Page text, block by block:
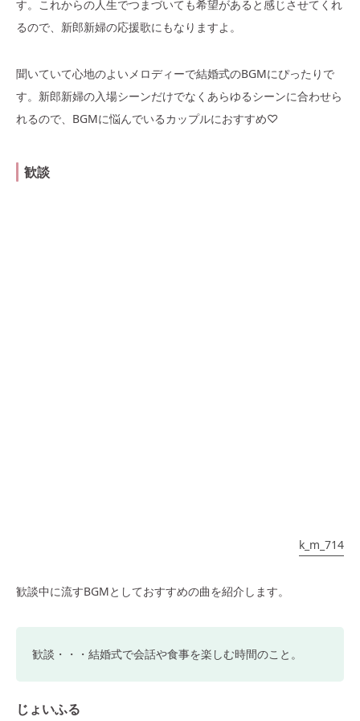
す。これからの人生でつまづいても希望があると感じさせてくれ
るので、新郎新婦の応援歌にもなりますよ。
聞いていて心地のよいメロディーで結婚式のBGMにぴったりで
す。新郎新婦の入場シーンだけでなくあらゆるシーンに合わせら
れるので、BGMに悩んでいるカップルにおすすめ♡
歓談
k_m_714
歓談中に流すBGMとしておすすめの曲を紹介します。
歓談・・・結婚式で会話や食事を楽しむ時間のこと。
じょいふる